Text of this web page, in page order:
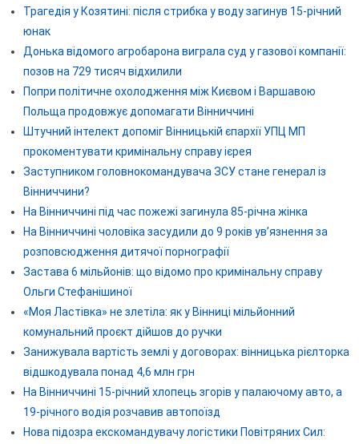
Трагедія у Козятині: після стрибка у воду загинув 15-річний
юнак
Донька відомого агробарона виграла суд у газової компанії:
позов на 729 тисяч відхилили
Попри політичне охолодження між Києвом і Варшавою
Польща продовжує допомагати Вінниччині
Штучний інтелект допоміг Вінницькій єпархії УПЦ МП
прокоментувати кримінальну справу ієрея
Заступником головнокомандувача ЗСУ стане генерал із
Вінниччини?
На Вінниччині під час пожежі загинула 85-річна жінка
На Вінниччині чоловіка засудили до 9 років ув’язнення за
розповсюдження дитячої порнографії
Застава 6 мільйонів: що відомо про кримінальну справу
Ольги Стефанішиної
«Моя Ластівка» не злетіла: як у Вінниці мільйонний
комунальний проєкт дійшов до ручки
Занижувала вартість землі у договорах: вінницька рієлторка
відшкодувала понад 4,6 млн грн
На Вінниччині 15-річний хлопець згорів у палаючому авто, а
19-річного водія розчавив автопоїзд
Нова підозра екскомандувачу логістики Повітряних Сил: